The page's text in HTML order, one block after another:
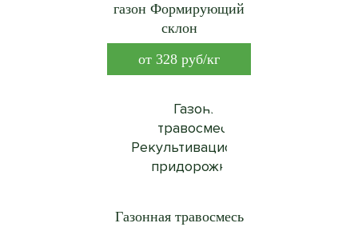
газон Формирующий
склон
от 328 руб/кг
Газонная травосмесь